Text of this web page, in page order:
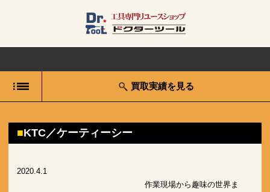
買取実績を見る
KTC／ケーティーシー
2020.4.1
作業現場から趣味の世界ま